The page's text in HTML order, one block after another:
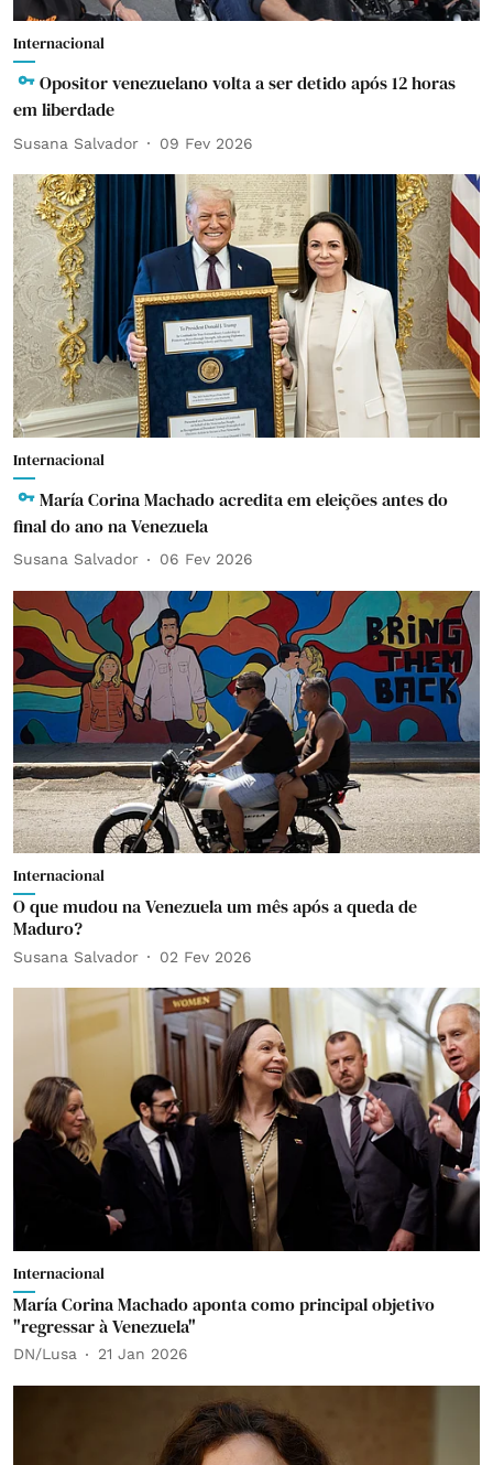
Internacional
Opositor venezuelano volta a ser detido após 12 horas
em liberdade
Susana Salvador 09 Fev 2026
Internacional
María Corina Machado acredita em eleições antes do
final do ano na Venezuela
Susana Salvador 06 Fev 2026
Internacional
O que mudou na Venezuela um mês após a queda de
Maduro?
Susana Salvador 02 Fev 2026
Internacional
María Corina Machado aponta como principal objetivo
"regressar à Venezuela"
DN/Lusa 21 Jan 2026